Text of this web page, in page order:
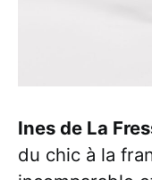
Ines de La
du chic à la